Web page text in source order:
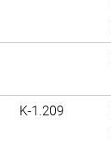
K-1.209